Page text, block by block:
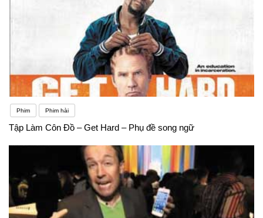
Phim Phim hài
Tập Làm Côn Đồ – Get Hard – Phụ đề song ngữ